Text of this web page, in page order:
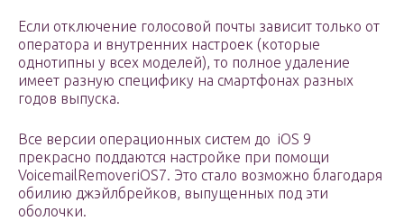
Если отключение голосовой почты зависит только от
оператора и внутренних настроек (которые
однотипны у всех моделей), то полное удаление
имеет разную специфику на смартфонах разных
годов выпуска.
Все версии операционных систем до iOS 9
прекрасно поддаются настройке при помощи
VoicemailRemoveriOS7. Это стало возможно благодаря
обилию джэйлбрейков, выпущенных под эти
оболочки.